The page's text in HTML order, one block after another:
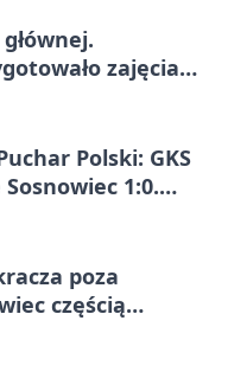
zajęcia
Polski: GKS
Sosnowiec 1:0.
poza
częścią